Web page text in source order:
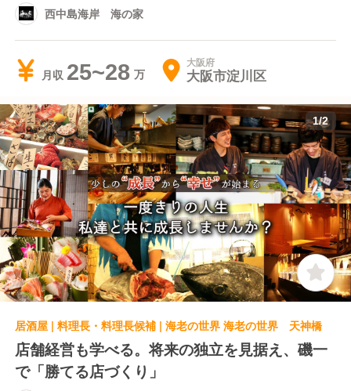
西中島海岸 海の家
月収 25~28 大阪府
大阪市淀川区
1/2
居酒屋 | 料理長・料理長候補 | 海老の世界 海老の世界 天神橋
店舗経営も学べる。将来の独立を見据え、磯一
で「勝てる店づくり」